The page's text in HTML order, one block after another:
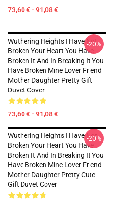
73,60 € - 91,08 €
Wuthering Heights I Have Not
Broken Your Heart You Have
Broken It And In Breaking It You
Have Broken Mine Lover Friend
Mother Daughter Pretty Gift
Duvet Cover
73,60 € - 91,08 €
-20%
Wuthering Heights I Have Not
Broken Your Heart You Have
Broken It And In Breaking It You
Have Broken Mine Lover Friend
Mother Daughter Pretty Cute
Gift Duvet Cover
-20%